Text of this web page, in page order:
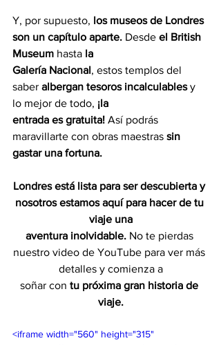
Y, por supuesto, los museos de Londres
son un capítulo aparte. Desde el British
Museum hasta la
Galería Nacional, estos templos del
saber albergan tesoros incalculables y
lo mejor de todo, ¡la
entrada es gratuita! Así podrás
maravillarte con obras maestras sin
gastar una fortuna.
Londres está lista para ser descubierta y
nosotros estamos aquí para hacer de tu
viaje una
aventura inolvidable. No te pierdas
nuestro video de YouTube para ver más
detalles y comienza a
soñar con tu próxima gran historia de
viaje.
<iframe width="560" height="315"